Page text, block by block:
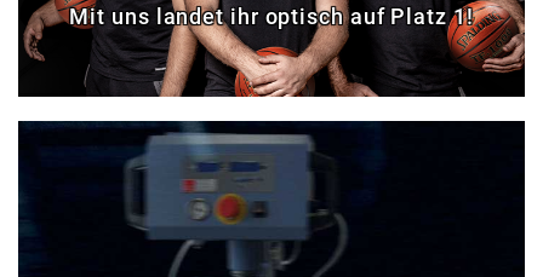
Mit uns landet ihr optisch auf Platz 1!